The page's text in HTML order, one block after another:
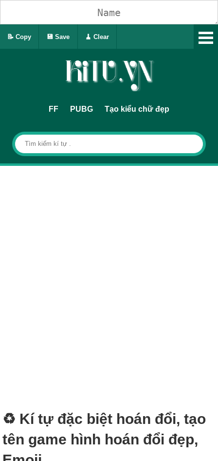
FF PUBG Tạo kiểu chữ đẹp
♻️ Kí tự đặc biệt hoán đổi, tạo
tên game hình hoán đổi đẹp,
📝 Copy 💾 Save 🧹 Clear